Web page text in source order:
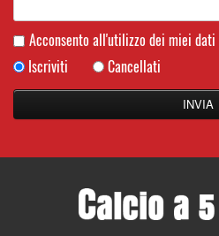
Acconsento all'utilizzo dei miei dati
Iscriviti
Cancellati